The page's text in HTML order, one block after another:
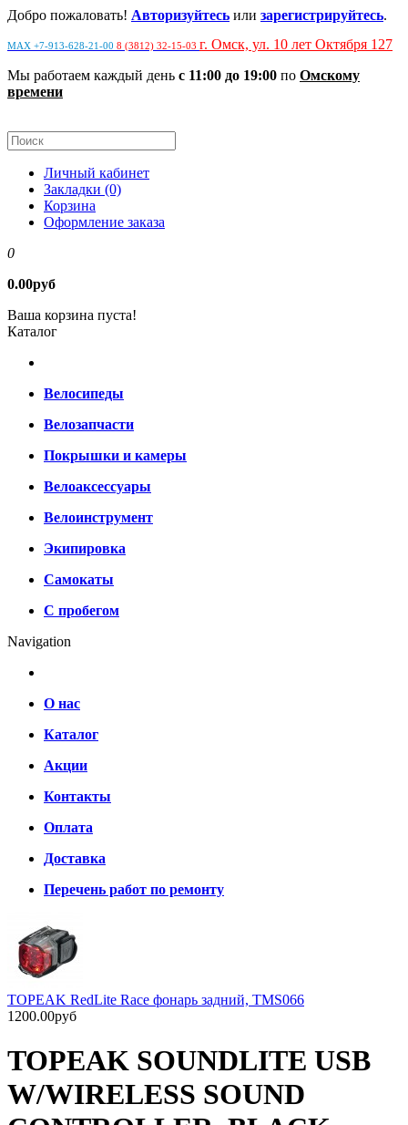
Добро пожаловать! Авторизуйтесь или зарегистрируйтесь.
MAX +7-913-628-21-00 8 (3812) 32-15-03 г. Омск, ул. 10 лет Октября 127
Мы работаем каждый день с 11:00 до 19:00 по Омскому
времени
Личный кабинет
Закладки (0)
Корзина
Оформление заказа
0
0.00руб
Ваша корзина пуста!
Каталог
Велосипеды
Велозапчасти
Покрышки и камеры
Велоаксессуары
Велоинструмент
Экипировка
Самокаты
С пробегом
Navigation
О нас
Каталог
Акции
Контакты
Оплата
Доставка
Перечень работ по ремонту
TOPEAK RedLite Race фонарь задний, TMS066
1200.00руб
TOPEAK SOUNDLITE USB
W/WIRELESS SOUND